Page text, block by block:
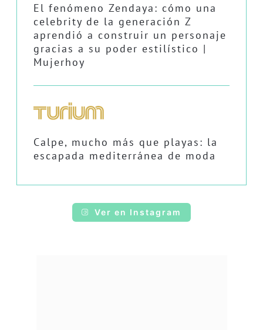
El fenómeno Zendaya: cómo una
celebrity de la generación Z
aprendió a construir un personaje
gracias a su poder estilístico |
Mujerhoy
Calpe, mucho más que playas: la
escapada mediterránea de moda
Ver en Instagram